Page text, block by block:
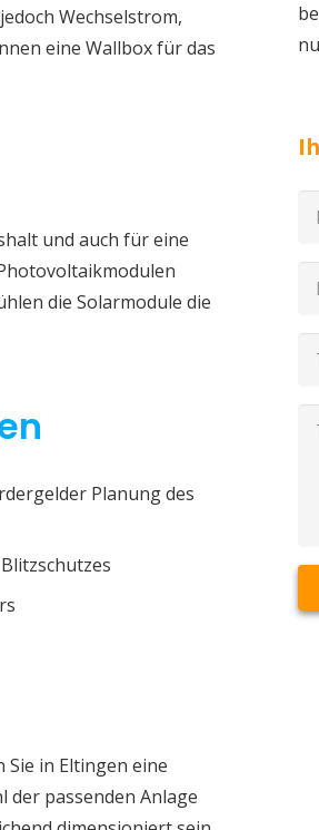
Wechselstrom,
eine Wallbox für das
und auch für eine
die Solarmodule die
Planung des
in Eltingen eine
der passenden Anlage